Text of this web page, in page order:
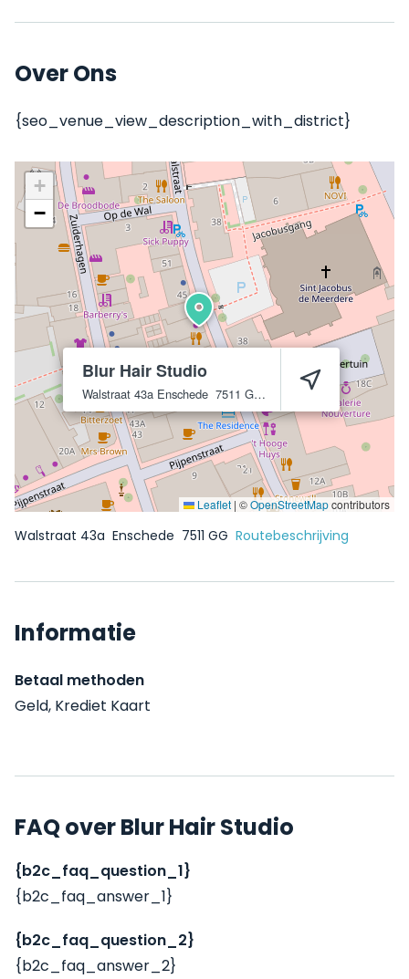
Over Ons
{seo_venue_view_description_with_district}
Blur Hair Studio
Walstraat 43a Enschede 7511 GG
+
−
Leaflet | ©OpenStreetMapcontributors
Walstraat 43a Enschede 7511 GG Routebeschrijving
Informatie
Betaal methoden
Geld, Krediet Kaart
FAQ over Blur Hair Studio
{b2c_faq_question_1}
{b2c_faq_answer_1}
{b2c_faq_question_2}
{b2c_faq_answer_2}